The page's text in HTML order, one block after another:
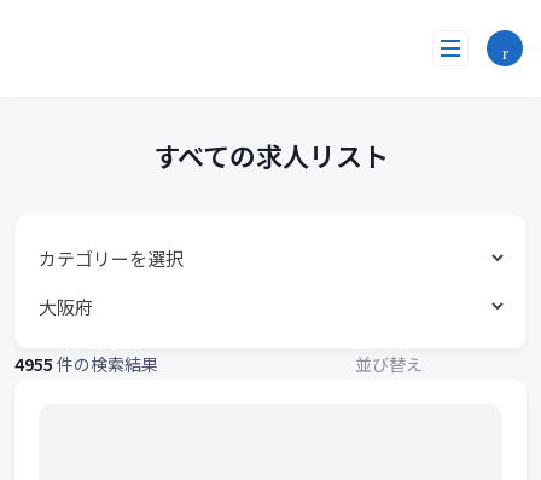
ト
すべての求人リスト
4955 件の検索結果 並び替え